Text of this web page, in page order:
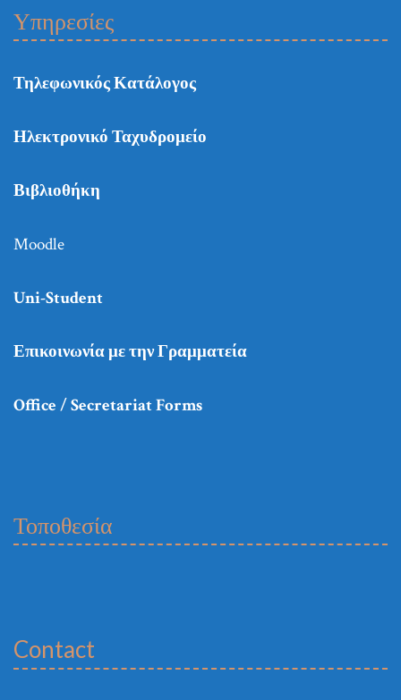
Υπηρεσίες
Τηλεφωνικός Κατάλογος
Ηλεκτρονικό Ταχυδρομείο
Βιβλιοθήκη
Moodle
Uni-Student
Επικοινωνία με την Γραμματεία
Office / Secretariat Forms
Τοποθεσία
Contact